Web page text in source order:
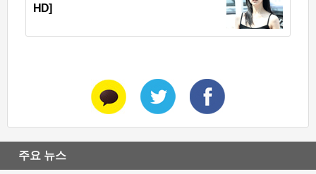
HD]
주요 뉴스